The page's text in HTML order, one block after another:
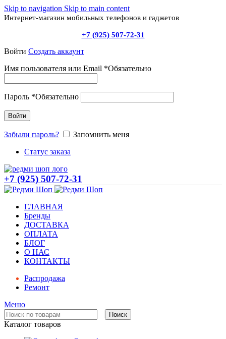
Skip to navigation Skip to main content
Интернет-магазин мобильных телефонов и гаджетов
+7 (925) 507-72-31
Войти Создать аккаунт
Имя пользователя или Email *Обязательно
Пароль *Обязательно
Войти
Забыли пароль?
Запомнить меня
Статус заказа
+7 (925) 507-72-31
ГЛАВНАЯ
Бренды
ДОСТАВКА
ОПЛАТА
БЛОГ
О НАС
КОНТАКТЫ
Распродажа
Ремонт
Меню
Поиск
Каталог товаров